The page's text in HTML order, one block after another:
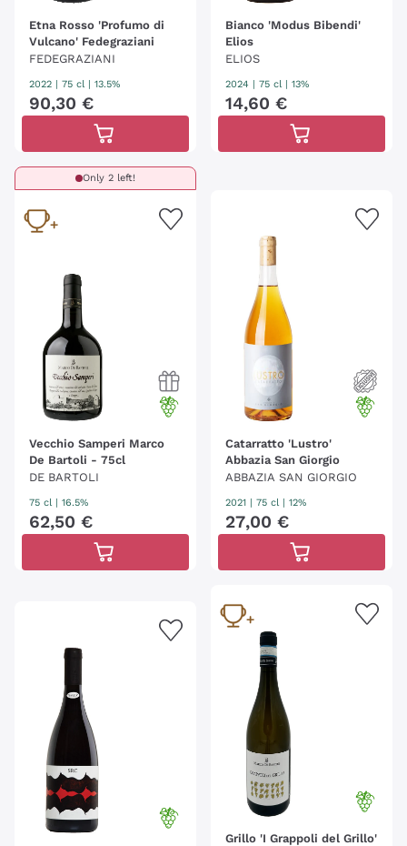
Etna Rosso 'Profumo di
Vulcano' Fedegraziani
FEDEGRAZIANI
2022 | 75 cl | 13.5%
90,30 €
Bianco 'Modus Bibendi'
Elios
ELIOS
2024 | 75 cl | 13%
14,60 €
Only 2 left!
Vecchio Samperi Marco
De Bartoli - 75cl
DE BARTOLI
75 cl | 16.5%
62,50 €
Catarratto 'Lustro'
Abbazia San Giorgio
ABBAZIA SAN GIORGIO
2021 | 75 cl | 12%
27,00 €
Grillo 'I Grappoli del Grillo'